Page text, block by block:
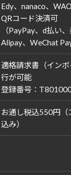
Edy、nanaco、
QRコード決済可
（PayPay、d払い
Alipay、WeChat Pay
適格請求書（イン
行が可能
登録番号：
お通し税込550円（
込み）